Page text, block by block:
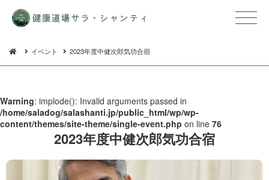
イベント 2023年度中健次郎気功合宿
Warning: implode(): Invalid arguments passed in
/home/saladog/salashanti.jp/public_html/wp/wp-
content/themes/site-theme/single-event.php on line 76
2023年度中健次郎 気 功 合 宿